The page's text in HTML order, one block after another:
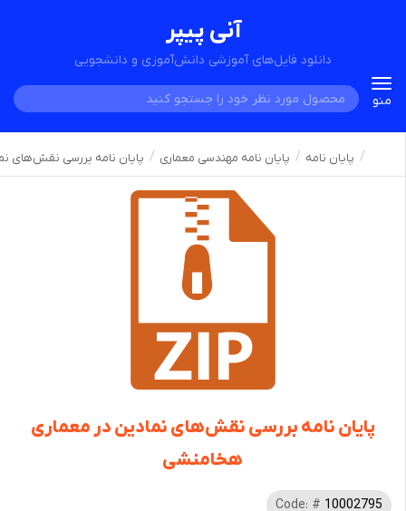
آنی پیپر
دانلود فایل‌های آموزشی دانش‌آموزی و دانشجویی
Toggle
navigation
منو
پایان نامه پایان نامه مهندسی معماری پایان نامه بررسی نقش‌های
پایان نامه بررسی نقش‌های نمادین در معماری
هخامنشی
Code: # 10002795